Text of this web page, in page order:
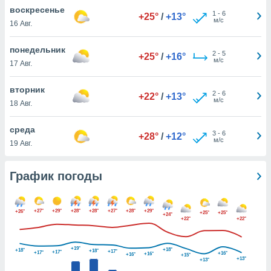
вы
установки
веб-
или
воскресенье
16 Авг.
+25° / +13° 1 - 6
м/с
понедельник
17 Авг.
+25° / +16° 2- 5
м/с
вторник
18 Авг.
+22° / +13° 2- 6
м/с
среда
19 Авг.
+28° / +12° 3- 6
м/с
График погоды
+26° +27° +29° +28° +28° +27° +28° +29°
+24°
+22°
+25°
+25°
+22°
+18° +17° +17°
+19° +18° +17°
+16° +16°
+18°
+15°
+13°
+16°
+13°